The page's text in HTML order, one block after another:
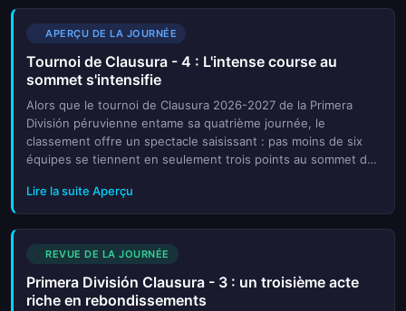
APERÇU DE LA JOURNÉE
Tournoi de Clausura - 4 : L'intense course au
sommet s'intensifie
Alors que le tournoi de Clausura 2026-2027 de la Primera
División péruvienne entame sa quatrième journée, le
classement offre un spectacle saisissant : pas moins de six
équipes se tiennent en seulement trois points au sommet du
sept unité...
Lire la suite Aperçu
REVUE DE LA JOURNÉE
Primera División Clausura - 3 : un troisième acte
riche en rebondissements